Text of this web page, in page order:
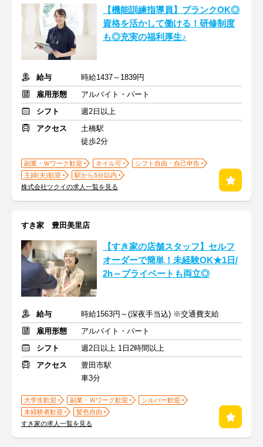
【機能訓練指導員】ブランクOK◎
資格を活かして働ける！研修制度
も◎充実の福利厚生♪
給与
時給1437～1839円
雇用形態
アルバイト・パート
シフト
週2日以上
アクセス
土橋駅
徒歩2分
副業・Ｗワーク歓迎 ネイル可
シフト自由・自己申告
主婦(夫)歓迎
駅から5分以内
株式会社ツクイの求人一覧を見る
すき家 豊田美里店
【すき家の店舗スタッフ】セルフ
オーダーで簡単！未経験OK★1日/
2h～プライベートも両立◎
給与
時給1563円～(深夜手当込) ※交通費支給
雇用形態
アルバイト・パート
シフト
週2日以上 1日2時間以上
アクセス
豊田市駅
車3分
大学生歓迎 副業・Ｗワーク歓迎
シルバー歓迎
未経験者歓迎
髪色自由
すき家の求人一覧を見る